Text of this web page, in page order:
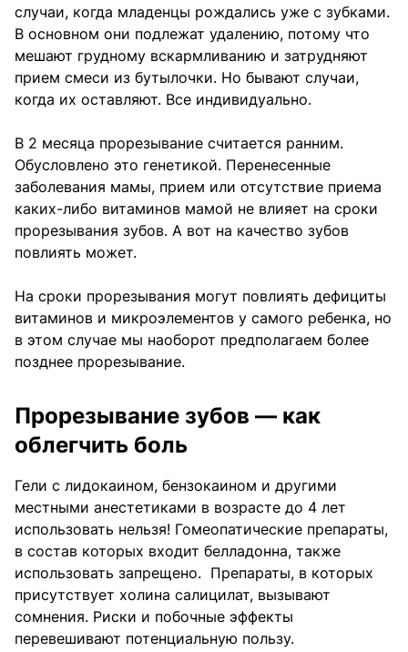
случаи, когда младенцы рождались уже с зубками.
В основном они подлежат удалению, потому что
мешают грудному вскармливанию и затрудняют
прием смеси из бутылочки. Но бывают случаи,
когда их оставляют. Все индивидуально.
В 2 месяца прорезывание считается ранним.
Обусловлено это генетикой. Перенесенные
заболевания мамы, прием или отсутствие приема
каких-либо витаминов мамой не влияет на сроки
прорезывания зубов. А вот на качество зубов
повлиять может.
На сроки прорезывания могут повлиять дефициты
витаминов и микроэлементов у самого ребенка, но
в этом случае мы наоборот предполагаем более
позднее прорезывание.
Прорезывание зубов — как
облегчить боль
Гели с лидокаином, бензокаином и другими
местными анестетиками в возрасте до 4 лет
использовать нельзя! Гомеопатические препараты,
в состав которых входит белладонна, также
использовать запрещено. Препараты, в которых
присутствует холина салицилат, вызывают
сомнения. Риски и побочные эффекты
перевешивают потенциальную пользу.